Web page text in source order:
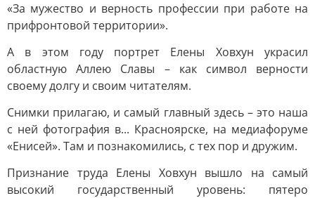
«За мужество и верность профессии при работе на
прифронтовой территории».
А в этом году портрет Елены Ховхун украсил
областную Аллею Славы – как символ верности
своему долгу и своим читателям.
Снимки прилагаю, и самый главный здесь – это наша
с ней фотография в... Красноярске, на медиафоруме
«Енисей». Там и познакомились, с тех пор и дружим.
Признание труда Елены Ховхун вышло на самый
высокий государственный уровень: пятеро